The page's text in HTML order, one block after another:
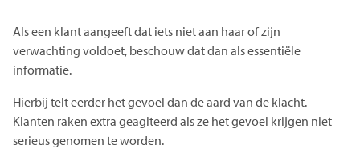
Als een klant aangeeft dat iets niet aan haar of zijn
verwachting voldoet, beschouw dat dan als essentiële
informatie.
Hierbij telt eerder het gevoel dan de aard van de klacht.
Klanten raken extra geagiteerd als ze het gevoel krijgen niet
serieus genomen te worden.